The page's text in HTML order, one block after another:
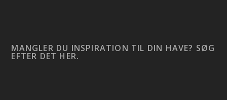
MANGLER DU INSPIRATION TIL DIN HAVE? SØG
EFTER DET HER.